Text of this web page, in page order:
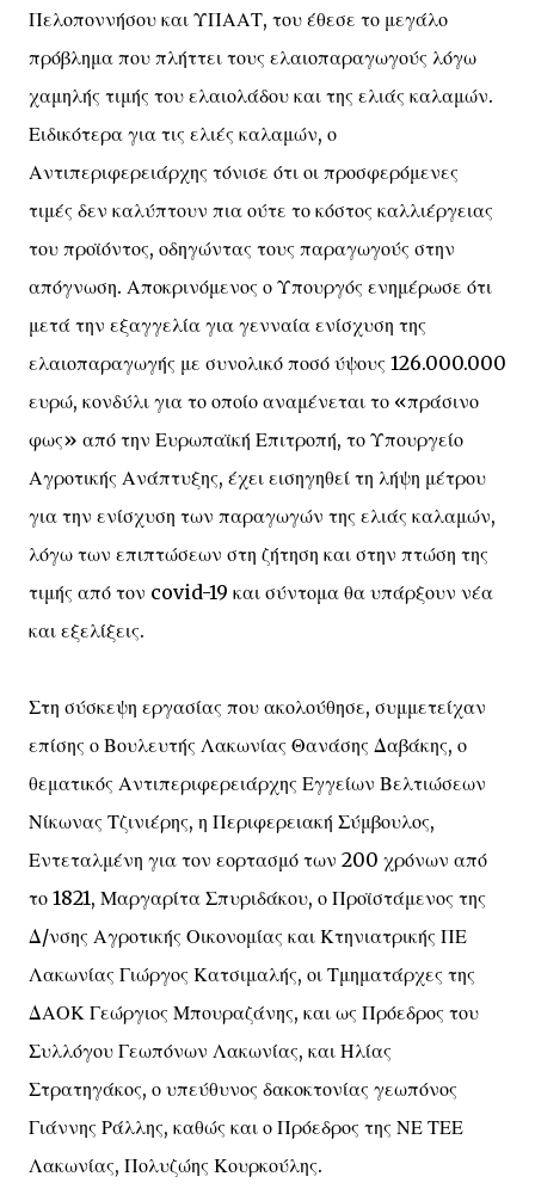
Πελοποννήσου και ΥΠΑΑΤ, του έθεσε το μεγάλο
πρόβλημα που πλήττει τους ελαιοπαραγωγούς λόγω
χαμηλής τιμής του ελαιολάδου και της ελιάς καλαμών.
Ειδικότερα για τις ελιές καλαμών, ο
Αντιπεριφερειάρχης τόνισε ότι οι προσφερόμενες
τιμές δεν καλύπτουν πια ούτε το κόστος καλλιέργειας
του προϊόντος, οδηγώντας τους παραγωγούς στην
απόγνωση. Αποκρινόμενος ο Υπουργός ενημέρωσε ότι
μετά την εξαγγελία για γενναία ενίσχυση της
ελαιοπαραγωγής με συνολικό ποσό ύψους 126.000.000
ευρώ, κονδύλι για το οποίο αναμένεται το «πράσινο
φως» από την Ευρωπαϊκή Επιτροπή, το Υπουργείο
Αγροτικής Ανάπτυξης, έχει εισηγηθεί τη λήψη μέτρου
για την ενίσχυση των παραγωγών της ελιάς καλαμών,
λόγω των επιπτώσεων στη ζήτηση και στην πτώση της
τιμής από τον covid-19 και σύντομα θα υπάρξουν νέα
και εξελίξεις.
Στη σύσκεψη εργασίας που ακολούθησε, συμμετείχαν
επίσης ο Βουλευτής Λακωνίας Θανάσης Δαβάκης, ο
θεματικός Αντιπεριφερειάρχης Εγγείων Βελτιώσεων
Νίκωνας Τζινιέρης, η Περιφερειακή Σύμβουλος,
Εντεταλμένη για τον εορτασμό των 200 χρόνων από
το 1821, Μαργαρίτα Σπυριδάκου, ο Προϊστάμενος της
Δ/νσης Αγροτικής Οικονομίας και Κτηνιατρικής ΠΕ
Λακωνίας Γιώργος Κατσιμαλής, οι Τμηματάρχες της
ΔΑΟΚ Γεώργιος Μπουραζάνης, και ως Πρόεδρος του
Συλλόγου Γεωπόνων Λακωνίας, και Ηλίας
Στρατηγάκος, ο υπεύθυνος δακοκτονίας γεωπόνος
Γιάννης Ράλλης, καθώς και ο Πρόεδρος της ΝΕ ΤΕΕ
Λακωνίας, Πολυζώης Κουρκούλης.